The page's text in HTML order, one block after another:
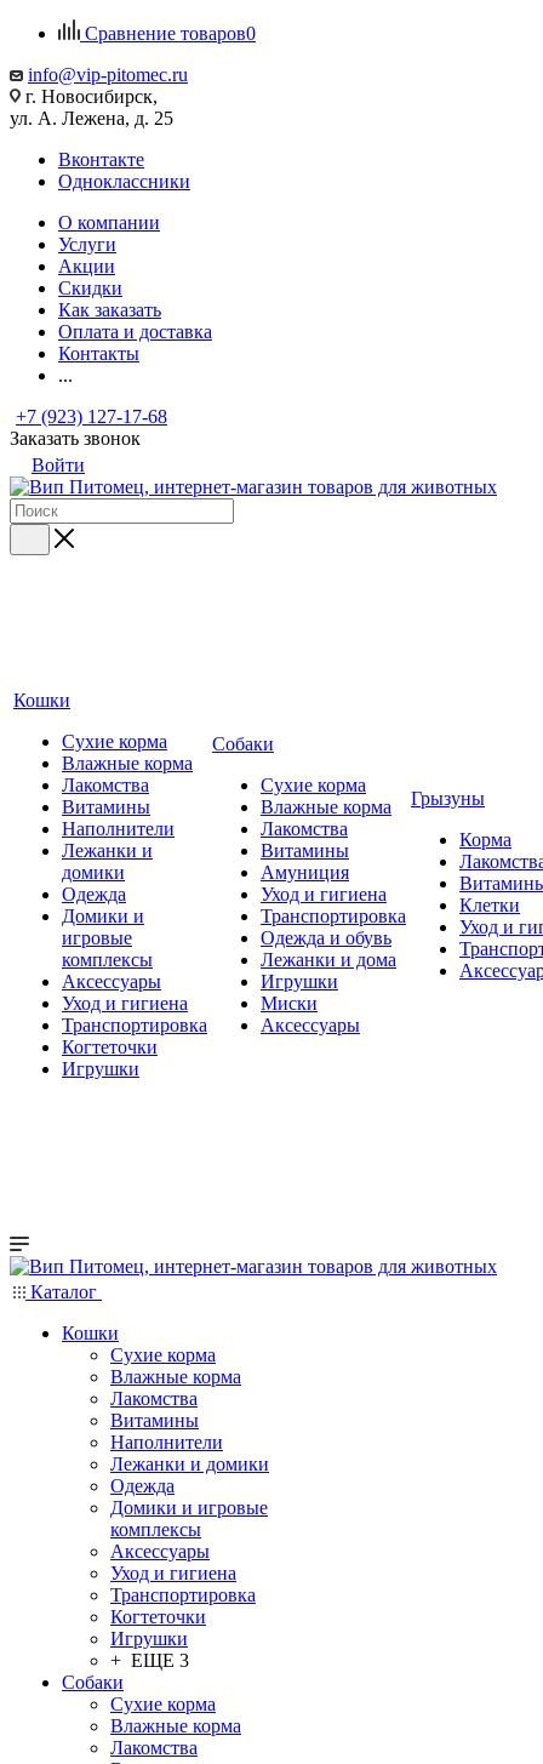
Сравнение товаров0
info@vip-pitomec.ru
г. Новосибирск,
ул. А. Лежена, д. 25
Вконтакте
Одноклассники
О компании
Услуги
Акции
Скидки
Как заказать
Оплата и доставка
Контакты
...
+7 (923) 127-17-68
Заказать звонок
Войти
Кошки
Сухие корма
Влажные корма
Лакомства
Витамины
Наполнители
Лежанки и
домики
Одежда
Домики и
игровые
комплексы
Аксессуары
Уход и гигиена
Транспортировка
Когтеточки
Игрушки
Собаки
Сухие корма
Влажные корма
Лакомства
Витамины
Амуниция
Уход и гигиена
Транспортировка
Одежда и обувь
Лежанки и дома
Игрушки
Миски
Аксессуары
Грызуны
Корма
Клетки
Уход и
Каталог
Кошки
Сухие корма
Влажные корма
Лакомства
Витамины
Наполнители
Лежанки и домики
Одежда
Домики и игровые
комплексы
Аксессуары
Уход и гигиена
Транспортировка
Когтеточки
Игрушки
+ ЕЩЕ 3
Собаки
Сухие корма
Влажные корма
Лакомства